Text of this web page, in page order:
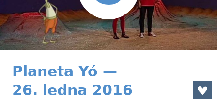
Planeta Yó —
26. ledna 2016